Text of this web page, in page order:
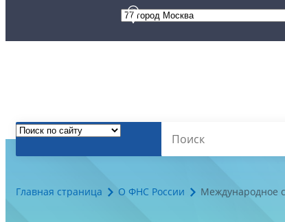
Главная страница О ФНС России Международное